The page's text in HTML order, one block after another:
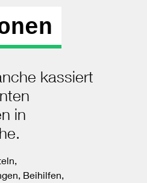
kassiert
in
Beihilfen,